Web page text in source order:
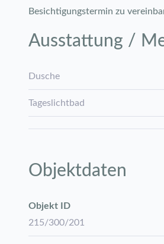
Besichtigungstermin zu
Ausstattung /
Dusche
Tageslichtbad
Objektdaten
Objekt ID
215/300/201